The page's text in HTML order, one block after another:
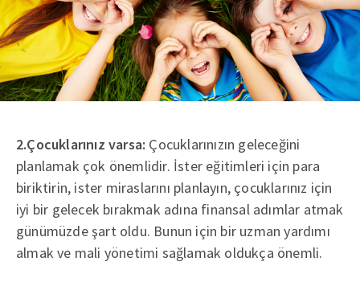
2.Çocuklarınız varsa: Çocuklarınızın geleceğini
planlamak çok önemlidir. İster eğitimleri için para
biriktirin, ister miraslarını planlayın, çocuklarınız için
iyi bir gelecek bırakmak adına finansal adımlar atmak
günümüzde şart oldu. Bunun için bir uzman yardımı
almak ve mali yönetimi sağlamak oldukça önemli.